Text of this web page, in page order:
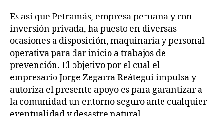
Es así que Petramás, empresa peruana y con
inversión privada, ha puesto en diversas
ocasiones a disposición, maquinaria y personal
operativa para dar inicio a trabajos de
prevención. El objetivo por el cual el
empresario Jorge Zegarra Reátegui impulsa y
autoriza el presente apoyo es para garantizar a
la comunidad un entorno seguro ante cualquier